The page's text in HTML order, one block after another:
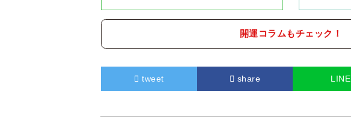
開運コラムもチェック！
tweet share LINE